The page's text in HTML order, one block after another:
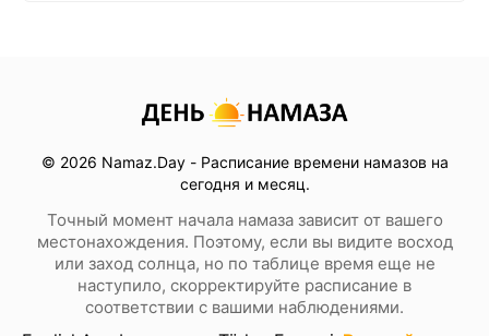
© 2026 Namaz.Day - Расписание времени намазов на
сегодня и месяц.
Точный момент начала намаза зависит от вашего
местонахождения. Поэтому, если вы видите восход
или заход солнца, но по таблице время еще не
наступило, скорректируйте расписание в
соответствии с вашими наблюдениями.